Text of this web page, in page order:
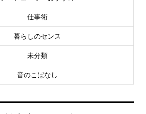
仕事術
暮らしのセンス
未分類
音のこばなし